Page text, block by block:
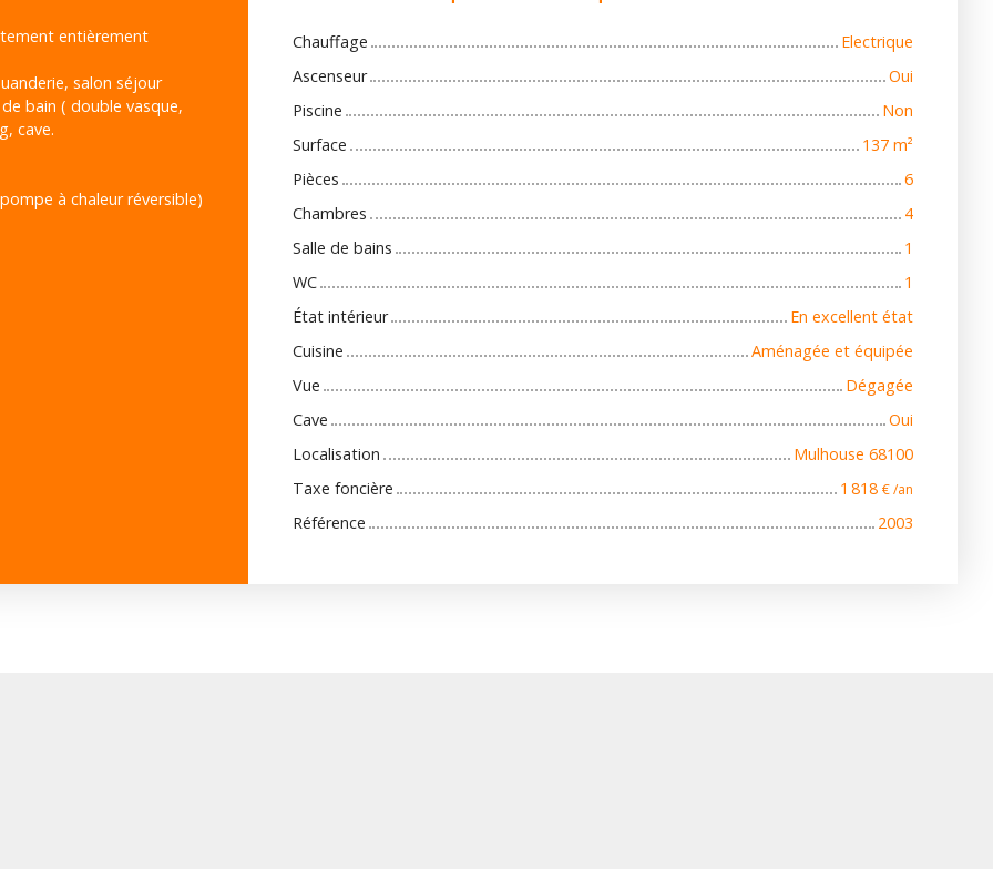
entièrement
salon séjour
bain ( double vasque,
cave.
à chaleur réversible)
Chauffage
Electrique
Ascenseur
Oui
Piscine
Non
Surface
137 m²
Pièces
6
Chambres
4
Salle de bains
1
WC
1
État intérieur
En excellent état
Cuisine
Aménagée et équipée
Vue
Dégagée
Cave
Oui
Localisation
Mulhouse 68100
Taxe foncière
1 818 € /an
Référence 2003